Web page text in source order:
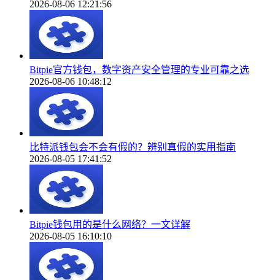
2026-08-06 12:21:56
Bitpie官方钱包，数字资产安全管理的专业可靠之选
2026-08-06 10:48:12
比特派钱包会不会有假的？辨别真假的实用指南
2026-08-05 17:41:52
Bitpie钱包用的是什么网络？一文详解
2026-08-05 16:10:10